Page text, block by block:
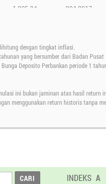
1.005,04 994,9817
1.009,13 990,9513
1.010,21 989,8977
1.010,21 989,8977
1.013,55 986,6321
dengan tingkat inflasi.
yang bersumber dari Badan
Deposito Perbankan periode 1
ini bukan jaminan atas hasil return
menggunakan return historis tanpa
INDEKS A